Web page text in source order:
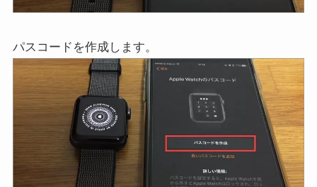
パスコードを作成します。